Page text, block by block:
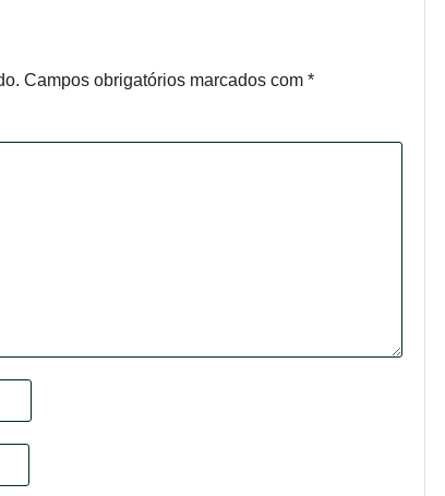
Campos obrigatórios marcados com *